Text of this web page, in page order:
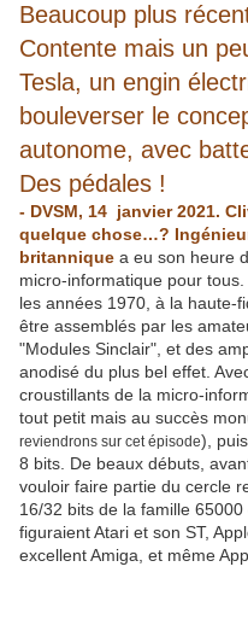
Beaucoup plus
Contente mais un
Tesla, un engin
bouleverser le
autonome, avec
Des pédales !
- DVSM, 14 janvier 2021.
quelque chose…?
britannique a eu son heure
micro-informatique pour
les années 1970, à la haute-
être assemblés par les
"Modules Sinclair", et des
anodisé du plus bel effet.
croustillants de la micro-
tout petit mais au succès
reviendrons sur cet épisode),
8 bits. De beaux débuts,
vouloir faire partie du cercle
16/32 bits de la famille
figuraient Atari et son ST,
excellent Amiga, et même